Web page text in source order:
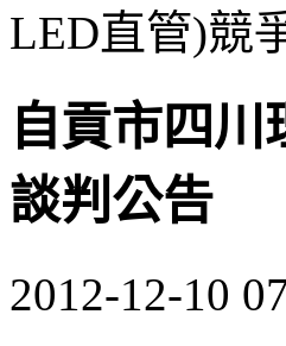
LED直管)競
自貢市四
談判公告
2012-12-10